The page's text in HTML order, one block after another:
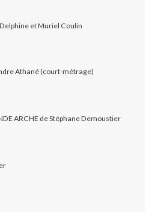
Delphine et Muriel Coulin
Athané (court-métrage)
ARCHE de Stéphane Demoustier